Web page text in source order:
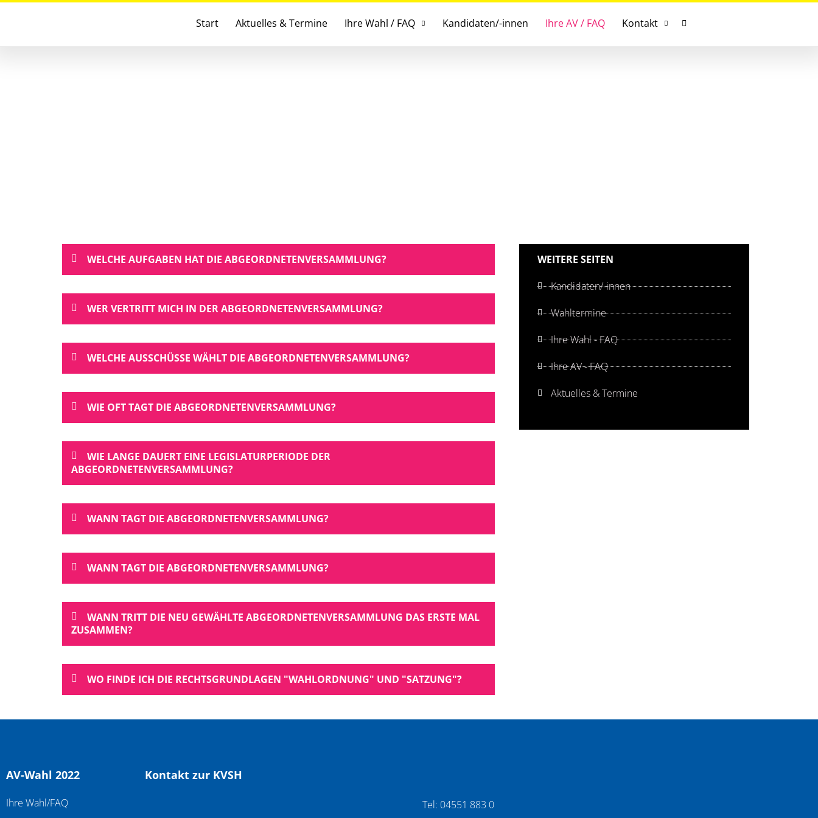
Start Aktuelles & Termine Ihre Wahl / FAQ Kandidaten/-innen Ihre AV / FAQ Kontakt
WELCHE AUFGABEN HAT DIE ABGEORDNETENVERSAMMLUNG?
WER VERTRITT MICH IN DER ABGEORDNETENVERSAMMLUNG?
WELCHE AUSSCHÜSSE WÄHLT DIE ABGEORDNETENVERSAMMLUNG?
WIE OFT TAGT DIE ABGEORDNETENVERSAMMLUNG?
WIE LANGE DAUERT EINE LEGISLATURPERIODE DER
ABGEORDNETENVERSAMMLUNG?
WANN TAGT DIE ABGEORDNETENVERSAMMLUNG?
WANN TAGT DIE ABGEORDNETENVERSAMMLUNG?
WANN TRITT DIE NEU GEWÄHLTE ABGEORDNETENVERSAMMLUNG DAS ERSTE MAL
ZUSAMMEN?
WO FINDE ICH DIE RECHTSGRUNDLAGEN "WAHLORDNUNG" UND "SATZUNG"?
WEITERE SEITEN
Kandidaten/-innen
Wahltermine
Ihre Wahl - FAQ
Ihre AV - FAQ
Aktuelles & Termine
AV-Wahl 2022
Ihre Wahl/FAQ
Kontakt zur KVSH
Tel: 04551 883 0